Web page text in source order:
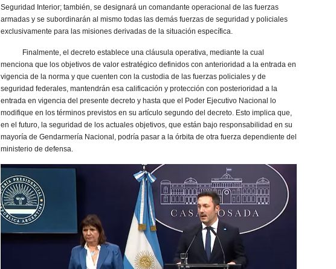
Seguridad Interior; también, se designará un comandante operacional de las fuerzas
armadas y se subordinarán al mismo todas las demás fuerzas de seguridad y policiales
exclusivamente para las misiones derivadas de la situación específica.
Finalmente, el decreto establece una cláusula operativa, mediante la cual
menciona que los objetivos de valor estratégico definidos con anterioridad a la entrada en
vigencia de la norma y que cuenten con la custodia de las fuerzas policiales y de
seguridad federales, mantendrán esa calificación y protección con posterioridad a la
entrada en vigencia del presente decreto y hasta que el Poder Ejecutivo Nacional lo
modifique en los términos previstos en su artículo segundo del decreto. Esto implica que,
en el futuro, la seguridad de los actuales objetivos, que están bajo responsabilidad en su
mayoría de Gendarmería Nacional, podría pasar a la órbita de otra fuerza dependiente del
ministerio de defensa.